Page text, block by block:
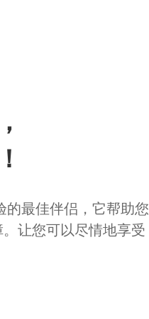
的最佳伴侣，它帮助您
让您可以尽情地享受